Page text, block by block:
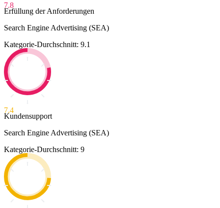
7.8
Erfüllung der Anforderungen
Search Engine Advertising (SEA)
Kategorie-Durchschnitt: 9.1
7.4
Kundensupport
Search Engine Advertising (SEA)
Kategorie-Durchschnitt: 9